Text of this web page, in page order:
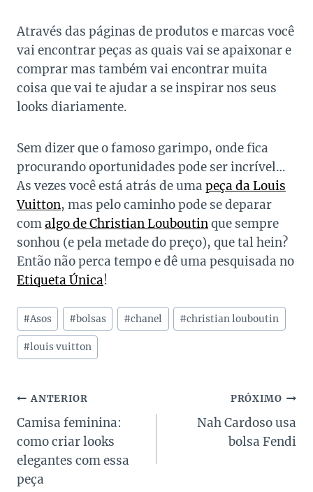
Através das páginas de produtos e marcas você
vai encontrar peças as quais vai se apaixonar e
comprar mas também vai encontrar muita
coisa que vai te ajudar a se inspirar nos seus
looks diariamente.
Sem dizer que o famoso garimpo, onde fica
procurando oportunidades pode ser incrível…
As vezes você está atrás de uma peça da Louis
Vuitton, mas pelo caminho pode se deparar
comalgo de Christian Louboutinque sempre
sonhou (e pela metade do preço), que tal hein?
Então não perca tempo e dê uma pesquisada no
Etiqueta Única!
Tags
do
Post:
#Asos #bolsas #chanel #christian louboutin
#louis vuitton
Navegação
de
Post
ANTERIOR
Camisa feminina:
como criar looks
elegantes com essa
peça
PRÓXIMO
Nah Cardoso usa
bolsa Fendi